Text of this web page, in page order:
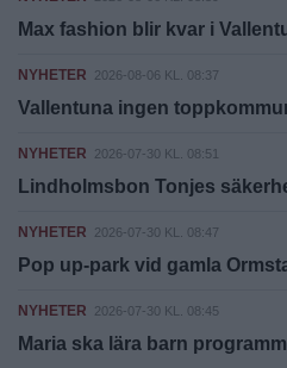
Max fashion blir kvar i
NYHETER 2026-08-06 KL. 08:37
Vallentuna ingen
NYHETER 2026-07-30 KL. 08:51
Lindholmsbon Tonjes
NYHETER 2026-07-30 KL. 08:47
Pop up-park vid gamla
NYHETER 2026-07-30 KL. 08:45
Maria ska lära barn